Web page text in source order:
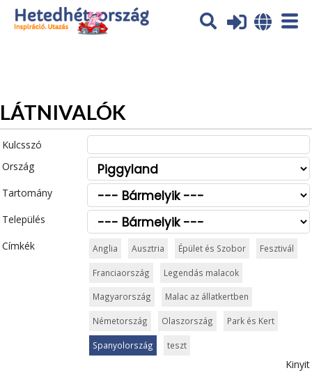
Az oldal sütiket (cookies) használ. További tájékoztatás itt:
Adatvédelmi tájékoztató
LÁTNIVALÓK
Kulcsszó
Ország
Tartomány
Település
Címkék
Anglia Ausztria Épület és Szobor Fesztivál
Franciaország Legendás malacok
Magyarország Malac az állatkertben
Németország Olaszország Park és Kert
Spanyolország teszt
Kinyit